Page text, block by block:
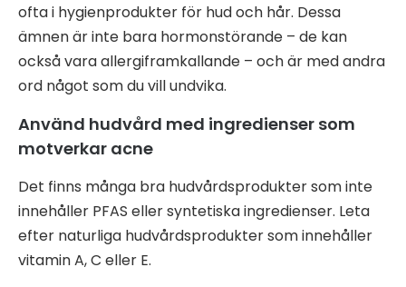
ofta i hygienprodukter för hud och hår. Dessa
ämnen är inte bara hormonstörande – de kan
också vara allergiframkallande – och är med andra
ord något som du vill undvika.
Använd hudvård med ingredienser som
motverkar acne
Det finns många bra hudvårdsprodukter som inte
innehåller PFAS eller syntetiska ingredienser. Leta
efter naturliga hudvårdsprodukter som innehåller
vitamin A, C eller E.